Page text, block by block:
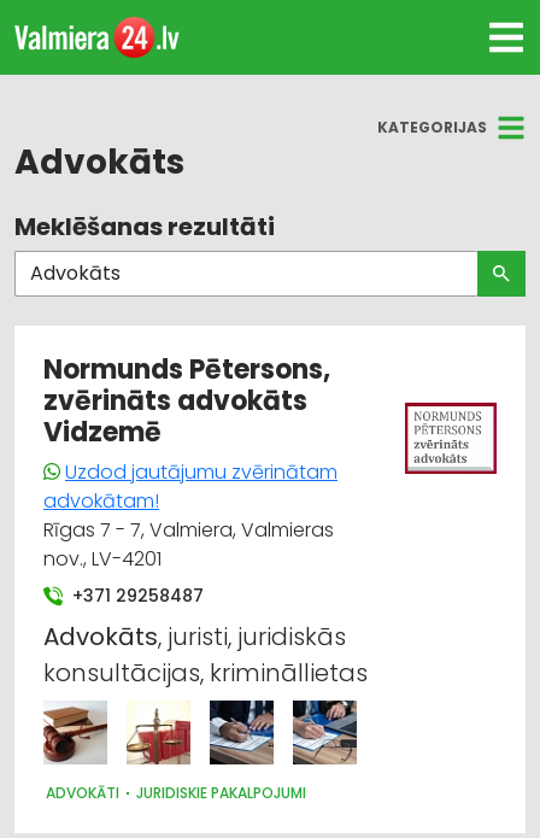
KATEGORIJAS
Advokāts
Visas nozares
Advokāti
Meklēšanas rezultāti
Normunds Pētersons,
zvērināts advokāts
Vidzemē
Uzdod jautājumu zvērinātam
advokātam!
Rīgas 7 - 7, Valmiera, Valmieras
nov., LV-4201
+371 29258487
Advokāts, juristi, juridiskās
konsultācijas, krimināllietas
ADVOKĀTI JURIDISKIE PAKALPOJUMI